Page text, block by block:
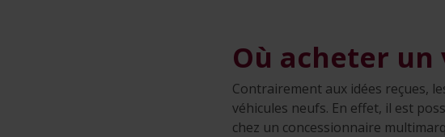
Où acheter un
Contrairement aux idées reçues,
véhicules neufs. En effet, il est
chez un concessionnaire